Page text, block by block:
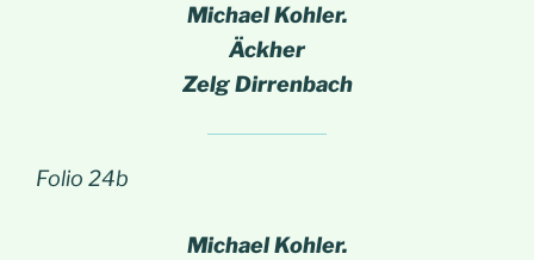
Michael Kohler.
Äckher
Zelg Dirrenbach
Folio 24b
Michael Kohler.